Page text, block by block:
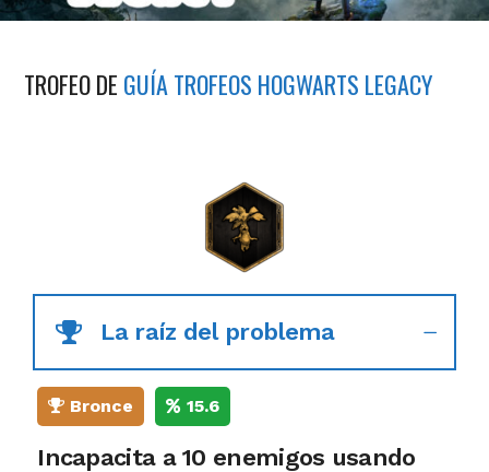
TROFEO DE GUÍA TROFEOS HOGWARTS LEGACY
La raíz del problema
Bronce 15.6
Incapacita a 10 enemigos usando